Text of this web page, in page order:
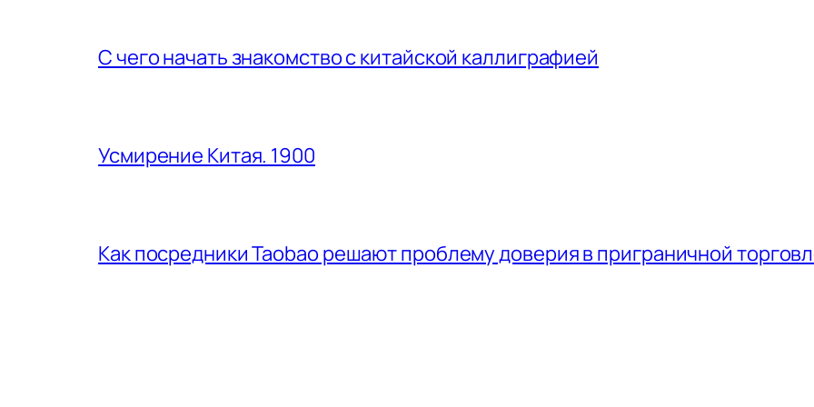
С чего начать знакомство с китайской каллиграфией
Усмирение Китая. 1900
Как посредники Taobao решают проблему доверия в приграничной